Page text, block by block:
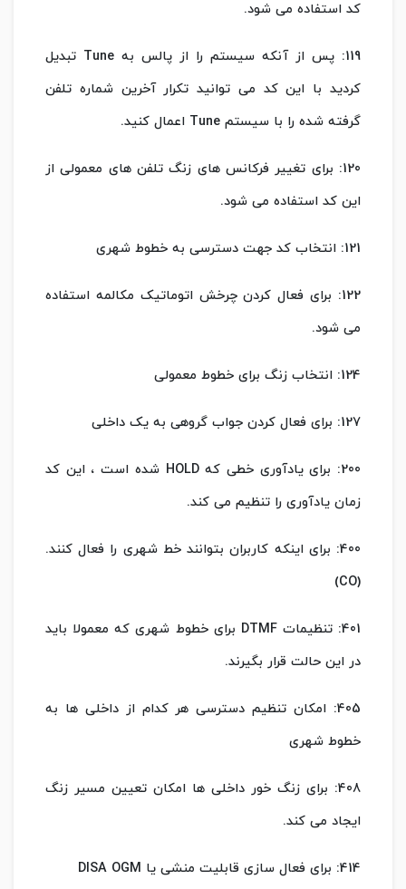
کد استفاده می شود.
119: پس از آنکه سیستم را از پالس به Tune تبدیل
کردید با این کد می توانید تکرار آخرین شماره تلفن
گرفته شده را با سیستم Tune اعمال کنید.
120: برای تغییر فرکانس های زنگ تلفن های معمولی از
این کد استفاده می شود.
121: انتخاب کد جهت دسترسی به خطوط شهری
122: برای فعال کردن چرخش اتوماتیک مکالمه استفاده
می شود.
124: انتخاب زنگ برای خطوط معمولی
127: برای فعال کردن جواب گروهی به یک داخلی
200: برای یادآوری خطی که HOLD شده است ، این کد
زمان یادآوری را تنظیم می کند.
400: برای اینکه کاربران بتوانند خط شهری را فعال کنند.
(CO)
401: تنظیمات DTMF برای خطوط شهری که معمولا باید
در این حالت قرار بگیرند.
405: امکان تنظیم دسترسی هر کدام از داخلی ها به
خطوط شهری
408: برای زنگ خور داخلی ها امکان تعیین مسیر زنگ
ایجاد می کند.
414: برای فعال سازی قابلیت منشی یا DISA OGM